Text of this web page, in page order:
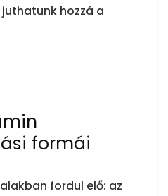
hozzá a
formái
fordul elő: az